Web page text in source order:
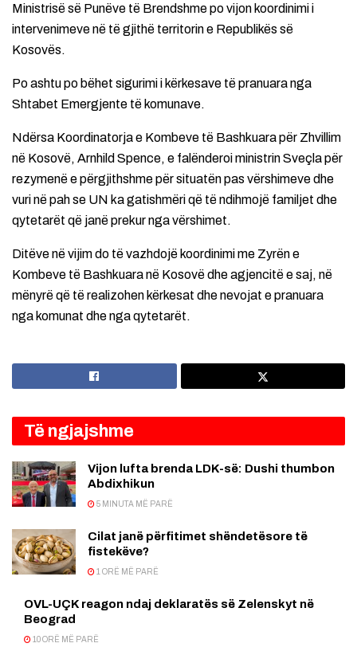
Ministrisë së Punëve të Brendshme po vijon koordinimi i
intervenimeve në të gjithë territorin e Republikës së
Kosovës.
Po ashtu po bëhet sigurimi i kërkesave të pranuara nga
Shtabet Emergjente të komunave.
Ndërsa Koordinatorja e Kombeve të Bashkuara për Zhvillim
në Kosovë, Arnhild Spence, e falënderoi ministrin Sveçla për
rezymenë e përgjithshme për situatën pas vërshimeve dhe
vuri në pah se UN ka gatishmëri që të ndihmojë familjet dhe
qytetarët që janë prekur nga vërshimet.
Ditëve në vijim do të vazhdojë koordinimi me Zyrën e
Kombeve të Bashkuara në Kosovë dhe agjencitë e saj, në
mënyrë që të realizohen kërkesat dhe nevojat e pranuara
nga komunat dhe nga qytetarët.
Të ngjajshme
Vijon lufta brenda LDK-së: Dushi thumbon
Abdixhikun
5 MINUTA MË PARË
Cilat janë përfitimet shëndetësore të
fistekëve?
1 ORË MË PARË
OVL-UÇK reagon ndaj deklaratës së Zelenskyt në
Beograd
10 ORË MË PARË